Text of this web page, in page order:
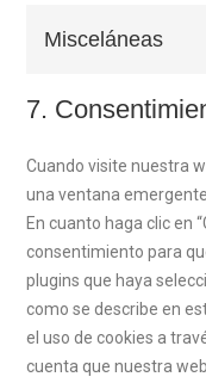
Misceláneas
7.
Cuando visite nuestra
una ventana
En cuanto haga clic en
consentimiento para
plugins que haya
como se describe en
el uso de cookies a
cuenta que nuestra